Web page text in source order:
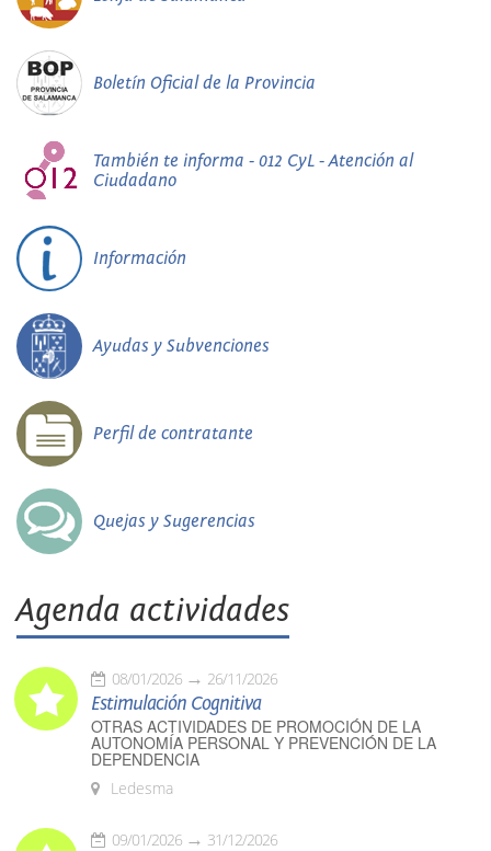
Boletín Oficial de la Provincia
También te informa - 012 CyL - Atención al
Ciudadano
Información
Ayudas y Subvenciones
Perfil de contratante
Quejas y Sugerencias
Agenda actividades
08/01/2026 26/11/2026
Estimulación Cognitiva
OTRAS ACTIVIDADES DE PROMOCIÓN DE LA
AUTONOMÍA PERSONAL Y PREVENCIÓN DE LA
DEPENDENCIA
Ledesma
09/01/2026 31/12/2026